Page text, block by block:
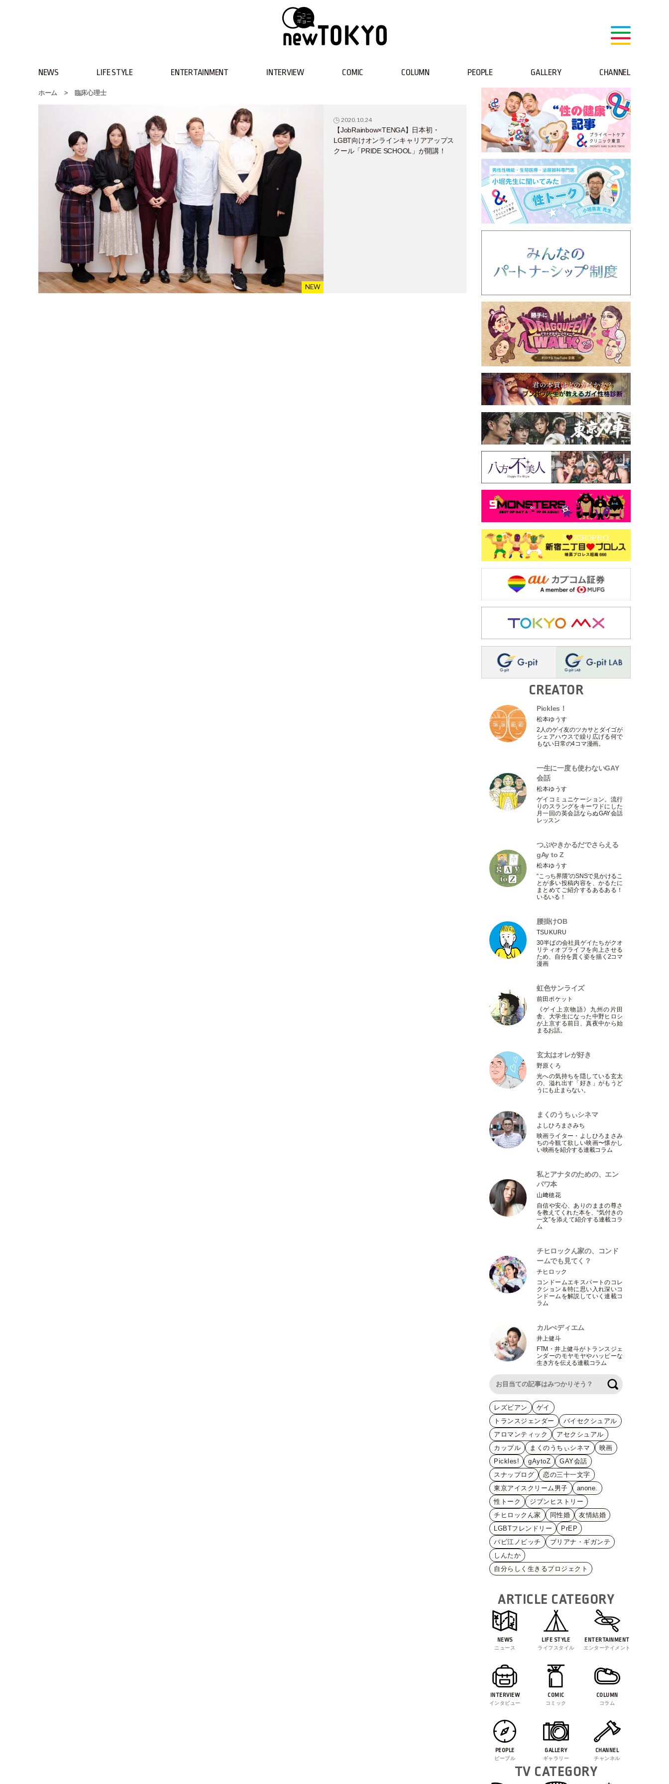
NEWS LIFE STYLE ENTERTAINMENT INTERVIEW COMIC COLUMN PEOPLE GALLERY CHANNEL
ホーム > 臨床心理士
2020.10.24
【JobRainbow×TENGA】日本初・
LGBT向けオンラインキャリアアップス
クール「PRIDE SCHOOL」が開講！
CREATOR
Pickles！
松本ゆうす
2人のゲイ友のツカサとダイゴが
シェアハウスで繰り広げる何で
もない日常の4コマ漫画。
一生に一度も使わないGAY
会話
松本ゆうす
ゲイコミュニケーション。流行
りのスラングをキーワドにした
月一回の英会話ならぬGAY会話
レッスン
つぶやきかるだでさらえる
gAy to Z
松本ゆうす
“こっち界隈”のSNSで見かけるこ
とが多い投稿内容を、かるたに
まとめてご紹介するあるある！
いるいる！
腰掛けOB
TSUKURU
30半ばの会社員ゲイたちがクオ
リティオブライフを向上させる
ため、自分を貫く姿を描く2コマ
漫画
虹色サンライズ
前田ポケット
《ゲイ上京物語》九州の片田
舎、大学生になった中野ヒロシ
が上京する前日、真夜中から始
まるお話。
玄太はオレが好き
野原くろ
光への気持ちを隠している玄太
の、溢れ出す 「好き 」がもうど
うにも止まらない。
まくのうちぃシネマ
よしひろまさみち
映画ライター ・ よしひろまさみ
ちの今観て欲しい映画〜懐かし
い映画を紹介する連載コラム
私とアナタのための、エン
パワ本
山﨑穂花
自信や安心、ありのままの尊さ
を教えてくれた本を、“気付きの
一文”を添えて紹介する連載コラ
ム
チヒロックん家の、コンド
ームでも見てく？
チヒロック
コンドームエキスパートのコレ
クション＆特に思い入れ深いコ
ンドームを解説していく連載コ
ラム
カルぺディエム
井上健斗
FTM ・井上健斗がトランスジェ
ンダーのモヤモヤやハッピーな
生き方を伝える連載コラム
レズビアン
ゲイ
トランスジェンダー
バイセクシュアル
アロマンティック
アセクシュアル
カップル
まくのうちぃシネマ
映画
Pickles!
gAytoZ
GAY会話
スナップログ
恋の三十一文字
東京アイスクリーム男子
anone.
性トーク
ジブンヒストリー
チヒロックん家
同性婚
友情結婚
LGBTフレンドリー
PrEP
バビ江ノビッチ
ブリアナ・ギガンテ
しんたか
自分らしく生きるプロジェクト
ARTICLE CATEGORY
NEWS
ニュース
LIFE STYLE
ライフスタイル
ENTERTAINMENT
エンターテイメント
INTERVIEW
インタビュー
COMIC
コミック
COLUMN
コラム
PEOPLE
ピープル
GALLERY
ギャラリー
CHANNEL
チャンネル
TV CATEGORY